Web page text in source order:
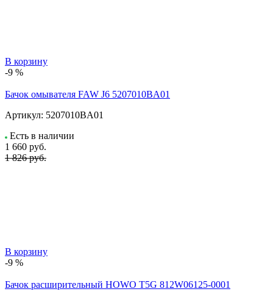
В корзину
-9 %
Бачок омывателя FAW J6 5207010BA01
Артикул: 5207010BA01
Есть в наличии
1 660 руб.
1 826 руб.
В корзину
-9 %
Бачок расширительный HOWO T5G 812W06125-0001